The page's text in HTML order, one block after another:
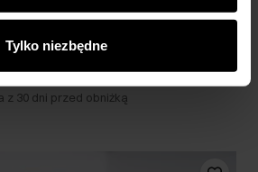
mogą połączyć te informacje z
z ich usług.
Tylko niezbędne
ze srebrną nicią
z 30 dni przed obniżką